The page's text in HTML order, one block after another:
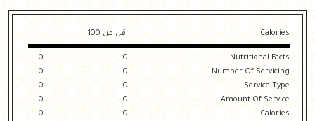
Calories اقل من 100
Nutritional Facts
0
0
Number Of Servicing
0
0
Service Type
0
0
Amount Of Service
0
0
Calories
0
0